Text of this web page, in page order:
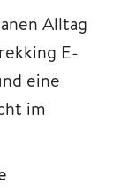
Alltag
E-
eine
im